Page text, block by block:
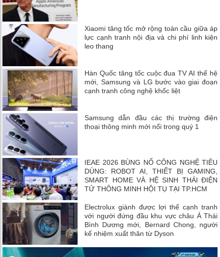
Xiaomi tăng tốc mở rộng toàn cầu giữa áp
lực cạnh tranh nội địa và chi phí linh kiện
leo thang
Hàn Quốc tăng tốc cuộc đua TV AI thế hệ
mới, Samsung và LG bước vào giai đoạn
cạnh tranh công nghệ khốc liệt
Samsung dẫn đầu các thị trường điện
thoại thông minh mới nổi trong quý 1
IEAE 2026 BÙNG NỔ CÔNG NGHỆ TIÊU
DÙNG: ROBOT AI, THIẾT BỊ GAMING,
SMART HOME VÀ HỆ SINH THÁI ĐIỆN
TỬ THÔNG MINH HỘI TỤ TẠI TP.HCM
Electrolux giành được lợi thế cạnh tranh
với người đứng đầu khu vực châu Á Thái
Bình Dương mới, Bernard Chong, người
kế nhiệm xuất thân từ Dyson